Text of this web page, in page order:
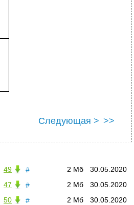
Следующая > >>
# 30.05.2020
2 Мб
49
#
30.05.2020
2 Мб
47
#
30.05.2020
2 Мб
50